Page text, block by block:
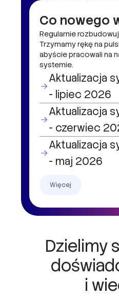
Co nowego
Regularnie
Trzymamy rękę na
abyście pracowali na
systemie.
Aktualizacja
- lipiec 2026
Aktualizacja
- czerwiec
Aktualizacja
- maj 2026
Więcej
Dzielimy
i